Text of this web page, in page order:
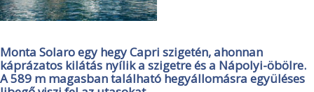
Monta Solaro egy hegy Capri szigetén, ahonnan
káprázatos kilátás nyílik a szigetre és a Nápolyi-öbölre.
A 589 m magasban található hegyállomásra együléses